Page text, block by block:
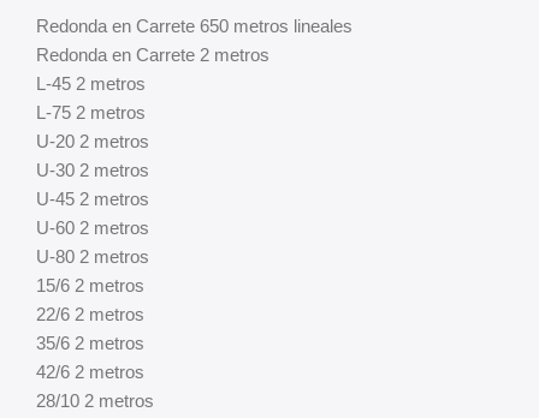
Redonda en Carrete 650 metros lineales
Redonda en Carrete 2 metros
L-45 2 metros
L-75 2 metros
U-20 2 metros
U-30 2 metros
U-45 2 metros
U-60 2 metros
U-80 2 metros
15/6 2 metros
22/6 2 metros
35/6 2 metros
42/6 2 metros
28/10 2 metros